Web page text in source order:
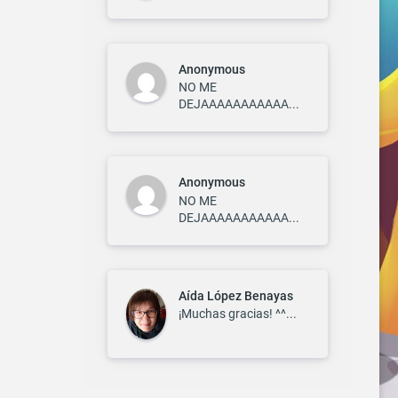
Anonymous
NO ME
DEJAAAAAAAAAAA...
Anonymous
NO ME
DEJAAAAAAAAAAA...
Aída López Benayas
¡Muchas gracias! ^^...